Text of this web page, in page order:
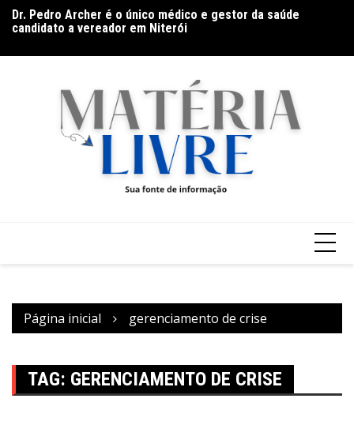
para
conteúdo
Dr. Pedro Archer é o único médico e gestor da saúde
candidato a vereador em Niterói
Página inicial gerenciamento de crise
TAG: GERENCIAMENTO DE CRISE